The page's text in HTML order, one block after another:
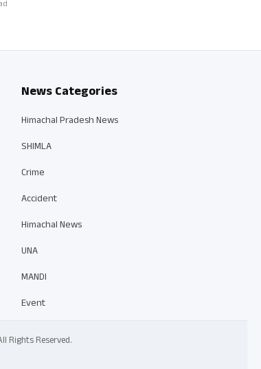
News Categories
Himachal Pradesh News
SHIMLA
Crime
Accident
Himachal News
UNA
MANDI
Event
Rights Reserved.